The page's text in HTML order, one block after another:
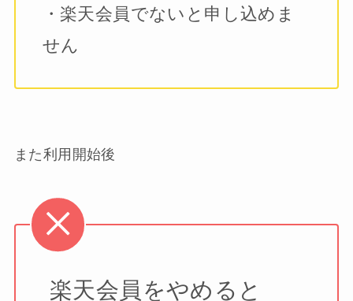
・楽天会員でないと申し込めま
せん
また利用開始後
楽天会員をやめると